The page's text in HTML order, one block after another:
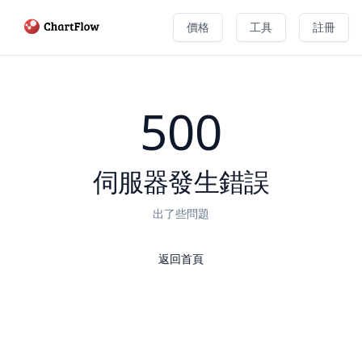
價格 工具 註冊
500
伺服器發生錯誤
出了些問題
返回首頁